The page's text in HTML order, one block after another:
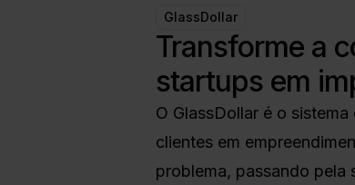
GlassDollar
Transforme a
startups em
O GlassDollar é o
clientes em
problema, passando pela